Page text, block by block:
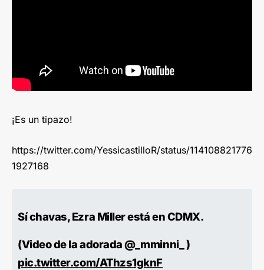
¡Es un tipazo!
https://twitter.com/YessicastilloR/status/114108821776
1927168
Sí chavas, Ezra Miller está en CDMX.
(Video de la adorada @_mminni_ )
pic.twitter.com/AThzs1gknF